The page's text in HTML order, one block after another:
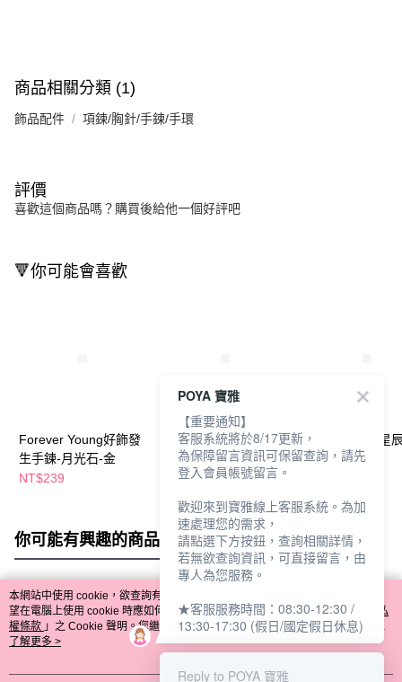
商品相關分類 (1)
飾品配件 項鍊/胸針/手鍊/手環
評價
喜歡這個商品嗎？購買後給他一個好評吧
🔻你可能會喜歡
Forever Young好飾發
生手鍊-月光石-金
NT$239
Forever Young好飾發
生手鍊-月光石-銀
NT$239
串珠手鏈貓眼星
墜-多款任選
你可能有興趣的商品 全站排行
熱門標籤
本網站中使用 cookie，欲查詢有關本網站使用 cookie 方式之詳情，及若您不希
望在電腦上使用 cookie 時應如何變更電腦的 cookie 設定，請參閱本網站「
隱私
權條款 」之 Cookie 聲明。您繼續使用本網站即表示您同意本公司得按本網站使
用條款之 Cookie 聲明使用 cookie。
了解更多 >
POYA 寶雅
【重要通知】
客服系統將於8/17更新，
為保障留言資訊可保留查詢，請先
登入會員帳號留言。
歡迎來到寶雅線上客服系統。為加
速處理您的需求，
請點選下方按鈕，查詢相關詳情，
若無欲查詢資訊，可直接留言，由
專人為您服務。
★客服服務時間：08:30-12:30 /
13:30-17:30 (假日/國定假日休息)
Reply to POYA 寶雅